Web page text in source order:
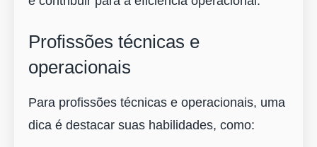
Profissões técnicas e
operacionais
Para profissões técnicas e operacionais, uma
dica é destacar suas habilidades, como: